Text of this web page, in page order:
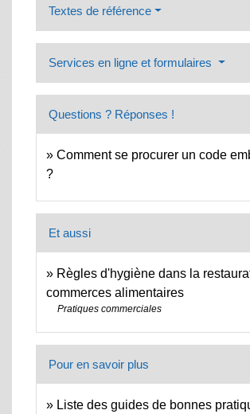
Textes de référence
Services en ligne et formulaires
Questions ? Réponses !
Comment se procurer un code
?
Et aussi
Règles d'hygiène dans la
commerces alimentaires
Pratiques commerciales
Pour en savoir plus
Liste des guides de bonnes